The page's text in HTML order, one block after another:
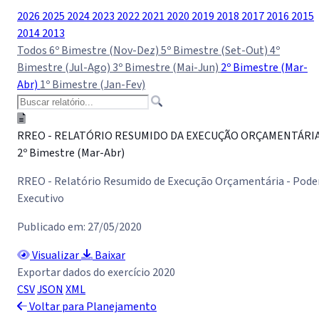
2026 2025 20242023 20222021 2020 2019 2018 20172016 2015
20142013
Todos6º Bimestre (Nov-Dez)5º Bimestre (Set-Out)4º
Bimestre (Jul-Ago)3º Bimestre (Mai-Jun) 2º Bimestre (Mar-
Abr) 1º Bimestre (Jan-Fev)
RREO - RELATÓRIO RESUMIDO DA EXECUÇÃO
2º Bimestre (Mar-Abr)
RREO - Relatório Resumido de Execução Orçamentária -
Executivo
Publicado em: 27/05/2020
Visualizar
Baixar
Exportar dados do exercício 2020
CSVJSON XML
Voltar para Planejamento